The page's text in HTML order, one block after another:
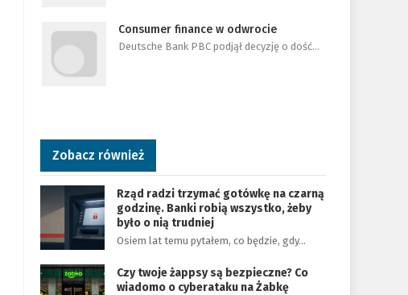
Consumer finance w odwrocie
Deutsche Bank PBC podjął decyzję o dość…
Zobacz również
Rząd radzi trzymać gotówkę na czarną
godzinę. Banki robią wszystko, żeby
było o nią trudniej
Osiem lat temu pytałem, co będzie, gdy…
Czy twoje żappsy są bezpieczne? Co
wiadomo o cyberataku na Żabkę